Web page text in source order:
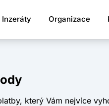
Inzeráty Organizace
který Vám nejvíce